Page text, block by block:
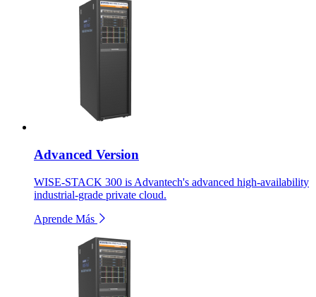
Advanced Version
WISE-STACK 300 is Advantech's advanced high-availability
industrial-grade private cloud.
Aprende Más